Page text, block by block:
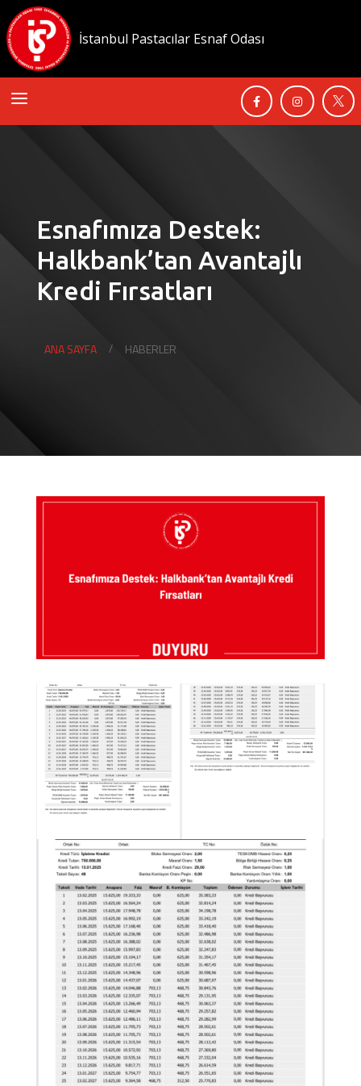
İstanbul Pastacılar Esnaf Odası
a   
Esnafımıza Destek:
Halkbank’tan Avantajlı
Kredi Fırsatları
ANA SAYFA / HABERLER